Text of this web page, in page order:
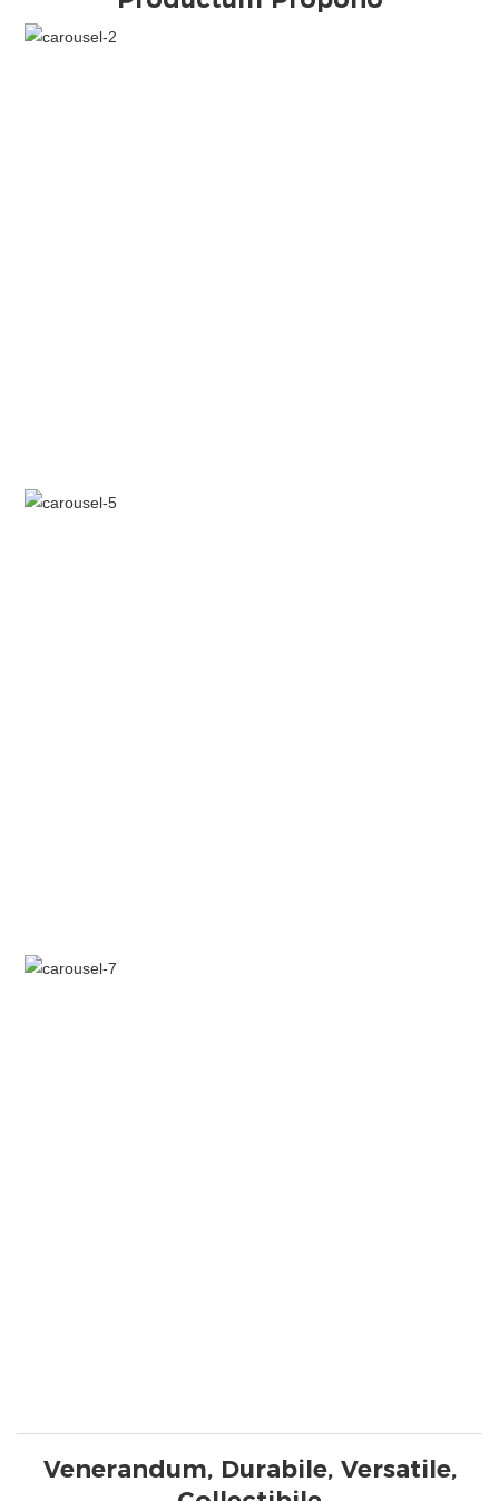
Venerandum, Durabile, Versatile,